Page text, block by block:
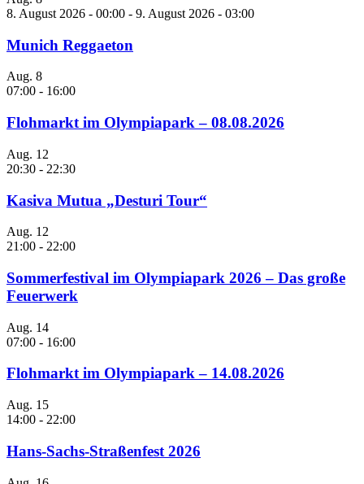
8. August 2026 - 00:00 - 9. August 2026 - 03:00
Munich Reggaeton
Aug. 8
07:00 - 16:00
Flohmarkt im Olympiapark – 08.08.2026
Aug. 12
20:30 - 22:30
Kasiva Mutua „Desturi Tour“
Aug. 12
21:00 - 22:00
Sommerfestival im Olympiapark 2026 – Das große
Feuerwerk
Aug. 14
07:00 - 16:00
Flohmarkt im Olympiapark – 14.08.2026
Aug. 15
14:00 - 22:00
Hans-Sachs-Straßenfest 2026